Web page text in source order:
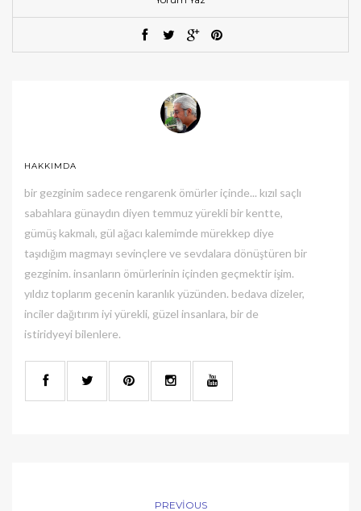
HAKKIMDA
bir gezginim sadece rengarenk ömürler içinde... kızıl saçlı
sabahlara günaydın diyen temmuz yürekli bir kentte,
gümüş kakmalı, gül ağacı kalemimde mürekkep diye
taşıdığım magmayı sevinçlere ve sevdalara dönüştüren bir
gezginim. insanların ömürlerinin içinden geçmektir işim.
yıldız toplarım gecenin karanlık yüzünden. bedava dizeler,
inciler dağıtırım iyi yürekli, güzel insanlara, bir de
istiridyeyi bilenlere.
PREVIOUS